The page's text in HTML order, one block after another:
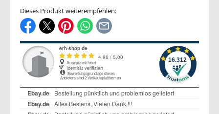
Dieses Produkt weiterempfehlen: